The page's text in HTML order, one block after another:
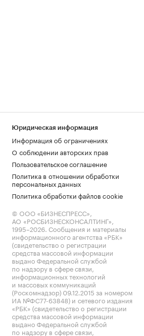
Юридическая информация
Информация об ограничениях
О соблюдении авторских прав
Пользовательское соглашение
Политика в отношении обработки
персональных данных
Политика обработки файлов cookie
© ООО «БИЗНЕСПРЕСС»,
АО «РОСБИЗНЕСКОНСАЛТИНГ»,
1995–2026. Сообщения и материалы
информационного агентства «РБК»
(свидетельство о регистрации
средства массовой информации
выдано Федеральной службой
по надзору в сфере связи,
информационных технологий
и массовых коммуникаций
(Роскомнадзор) 09.12.2015 за номером
ИА №ФС77-63848) и сетевого издания
«РБК» (свидетельство о регистрации
средства массовой информации
выдано Федеральной службой
по надзору в сфере связи,